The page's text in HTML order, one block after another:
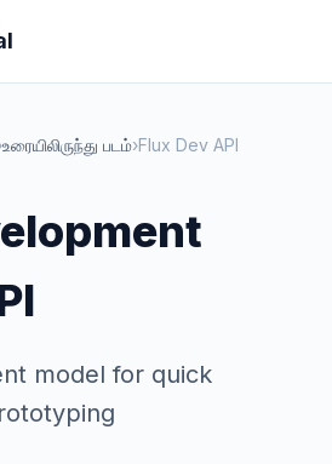
உரையிலிருந்து படம்›Flux Dev API
model for quick